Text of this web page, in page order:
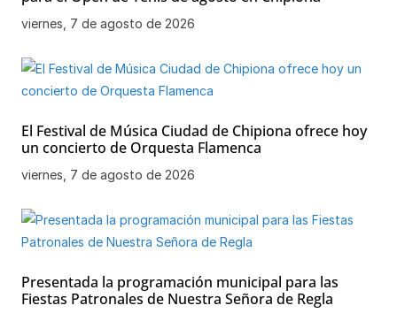
viernes, 7 de agosto de 2026
El Festival de Música Ciudad de Chipiona ofrece hoy
un concierto de Orquesta Flamenca
viernes, 7 de agosto de 2026
Presentada la programación municipal para las
Fiestas Patronales de Nuestra Señora de Regla